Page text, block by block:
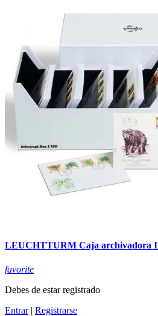
LEUCHTTURM Caja archivadora
favorite
Debes de estar registrado
Entrar| Registrarse